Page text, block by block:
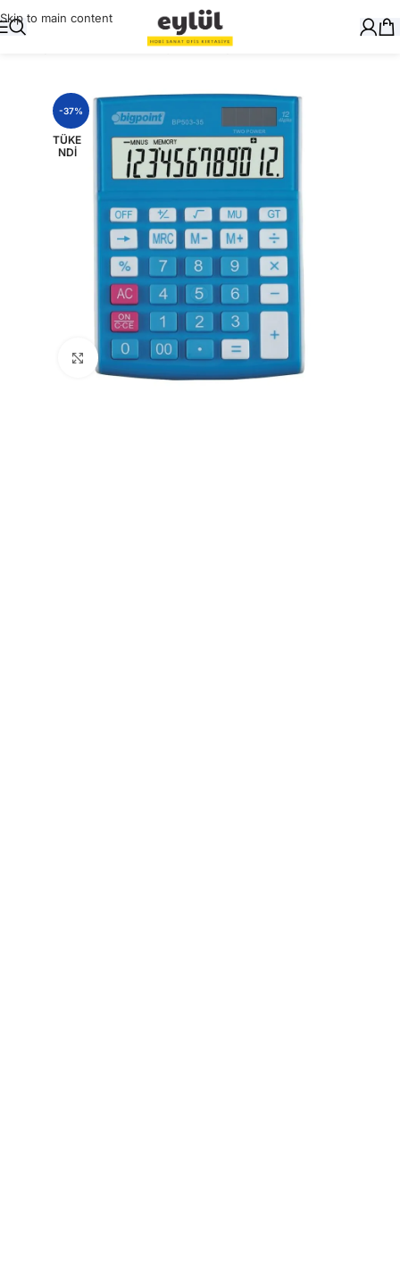
Skip to main content
Masaüstü Gereçler/Hesap Makinaları
-37%
TÜKE
NDI
Büyütmek için tıklayın